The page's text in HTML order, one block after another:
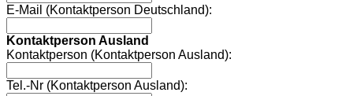
E-Mail (Kontaktperson Deutschland):
Kontaktperson Ausland
Kontaktperson (Kontaktperson Ausland):
Tel.-Nr (Kontaktperson Ausland):